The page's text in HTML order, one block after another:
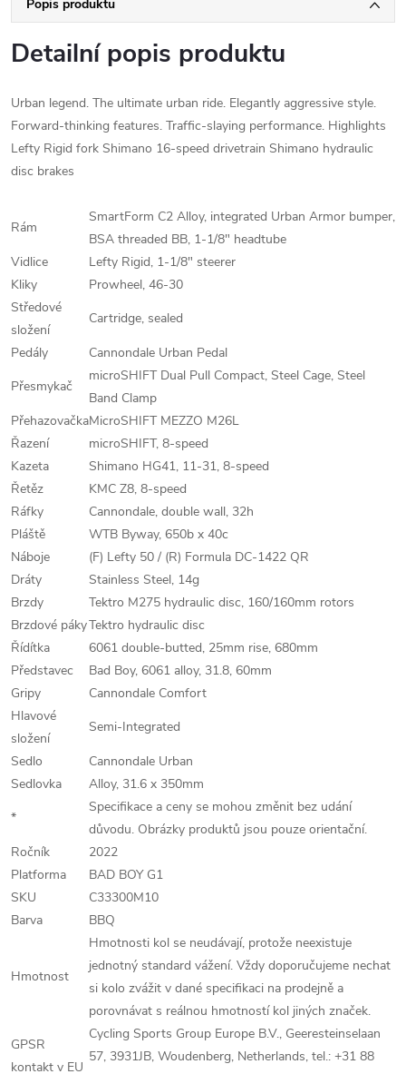
Popis produktu
Detailní popis produktu
Urban legend. The ultimate urban ride. Elegantly aggressive style.
Forward-thinking features. Traffic-slaying performance. Highlights
Lefty Rigid fork Shimano 16-speed drivetrain Shimano hydraulic
disc brakes
Rám
SmartForm C2 Alloy, integrated Urban Armor bumper,
BSA threaded BB, 1-1/8" headtube
Vidlice
Lefty Rigid, 1-1/8" steerer
Kliky
Prowheel, 46-30
Středové
složení
Cartridge, sealed
Pedály
Cannondale Urban Pedal
Přesmykač
microSHIFT Dual Pull Compact, Steel Cage, Steel
Band Clamp
PřehazovačkaMicroSHIFT MEZZO M26L
Řazení
microSHIFT, 8-speed
Kazeta
Shimano HG41, 11-31, 8-speed
Řetěz
KMC Z8, 8-speed
Ráfky
Cannondale, double wall, 32h
Pláště
WTB Byway, 650b x 40c
Náboje
(F) Lefty 50 / (R) Formula DC-1422 QR
Dráty
Stainless Steel, 14g
Brzdy
Tektro M275 hydraulic disc, 160/160mm rotors
Brzdové pákyTektro hydraulic disc
Řídítka
6061 double-butted, 25mm rise, 680mm
Představec
Bad Boy, 6061 alloy, 31.8, 60mm
Gripy
Cannondale Comfort
Hlavové
složení
Semi-Integrated
Sedlo
Cannondale Urban
Sedlovka
Alloy, 31.6 x 350mm
*
Specifikace a ceny se mohou změnit bez udání
důvodu. Obrázky produktů jsou pouze orientační.
Ročník
2022
Platforma
BAD BOY G1
SKU
C33300M10
Barva
BBQ
Hmotnost
Hmotnosti kol se neudávají, protože neexistuje
jednotný standard vážení. Vždy doporučujeme nechat
si kolo zvážit v dané specifikaci na prodejně a
porovnávat s reálnou hmotností kol jiných značek.
GPSR
kontakt v EU
Cycling Sports Group Europe B.V., Geeresteinselaan
57, 3931JB, Woudenberg, Netherlands, tel.: +31 88